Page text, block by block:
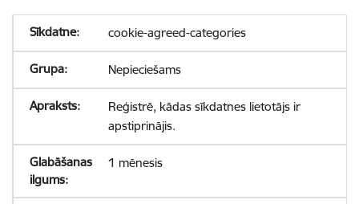
cookie-agreed-categories
Nepieciešams
Reģistrē, kādas sīkdatnes lietotājs ir
apstiprinājis.
1 mēnesis